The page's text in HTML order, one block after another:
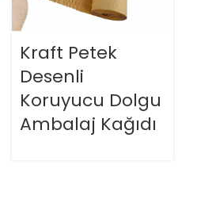
Kraft Petek
Desenli
Koruyucu Dolgu
Ambalaj Kağıdı